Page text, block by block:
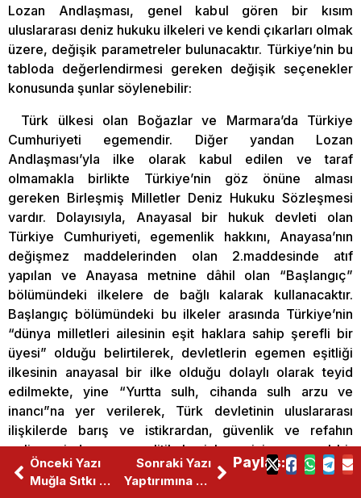
Lozan Andlaşması, genel kabul gören bir kısım
uluslararası deniz hukuku ilkeleri ve kendi çıkarları olmak
üzere, değişik parametreler bulunacaktır. Türkiye’nin bu
tabloda değerlendirmesi gereken değişik seçenekler
konusunda şunlar söylenebilir:
Türk ülkesi olan Boğazlar ve Marmara’da Türkiye
Cumhuriyeti egemendir. Diğer yandan Lozan
Andlaşması’yla ilke olarak kabul edilen ve taraf
olmamakla birlikte Türkiye’nin göz önüne alması
gereken Birleşmiş Milletler Deniz Hukuku Sözleşmesi
vardır. Dolayısıyla, Anayasal bir hukuk devleti olan
Türkiye Cumhuriyeti, egemenlik hakkını, Anayasa’nın
değişmez maddelerinden olan 2.maddesinde atıf
yapılan ve Anayasa metnine dâhil olan “Başlangıç”
bölümündeki ilkelere de bağlı kalarak kullanacaktır.
Başlangıç bölümündeki bu ilkeler arasında Türkiye’nin
“dünya milletleri ailesinin eşit haklara sahip şerefli bir
üyesi” olduğu belirtilerek, devletlerin egemen eşitliği
ilkesinin anayasal bir ilke olduğu dolaylı olarak teyid
edilmekte, yine “Yurtta sulh, cihanda sulh arzu ve
inancı”na yer verilerek, Türk devletinin uluslararası
ilişkilerde barış ve istikrardan, güvenlik ve refahın
gelişmesinden yana politikalar izlemesinin anayasal bir
hedef olduğu ortaya konmaktadır. Bu yönleriyle
bakıldığında, Türkiye’nin dostluk ve işbirliği içinde
Önceki Yazı
Muğla Sıtkı Koçman Üniversitesi Şair Hüseyin Haydar Ile Buluştu
Sonraki Yazı
Yaptırımına Teşekkürler ABD!
Paylaş: